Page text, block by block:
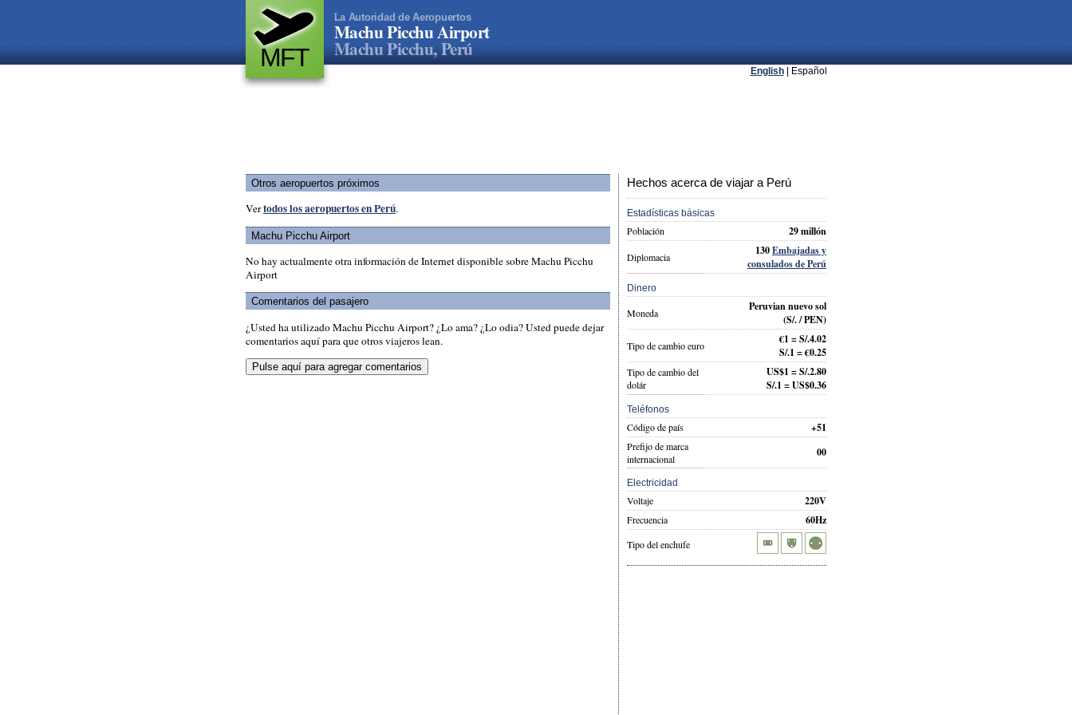
MFT
La Autoridad de Aeropuertos
Machu Picchu Airport
Machu Picchu, Perú
English| Español
Otros aeropuertos próximos
Vertodos los aeropuertos en Perú.
Machu Picchu Airport
No hay actualmente otra información de Internet disponible sobre Machu Picchu
Airport
Comentarios del pasajero
¿Usted ha utilizado Machu Picchu Airport? ¿Lo ama? ¿Lo odia? Usted puede dejar
comentarios aquí para que otros viajeros lean.
Hechos acerca de viajar a Perú
Estadísticas básicas
Población 29 millón
Diplomacia 130Embajadas y
consulados de Perú
Dinero
Moneda
Peruvian nuevo sol
(S/. / PEN)
Tipo de cambio euro
€1 = S/.4.02
S/.1 = €0.25
Tipo de cambio del
dolár
US$1 = S/.2.80
S/.1 = US$0.36
Teléfonos
Código de país +51
Prefijo de marca
internacional
00
Electricidad
Voltaje 220V
Frecuencia 60Hz
Tipo del enchufe